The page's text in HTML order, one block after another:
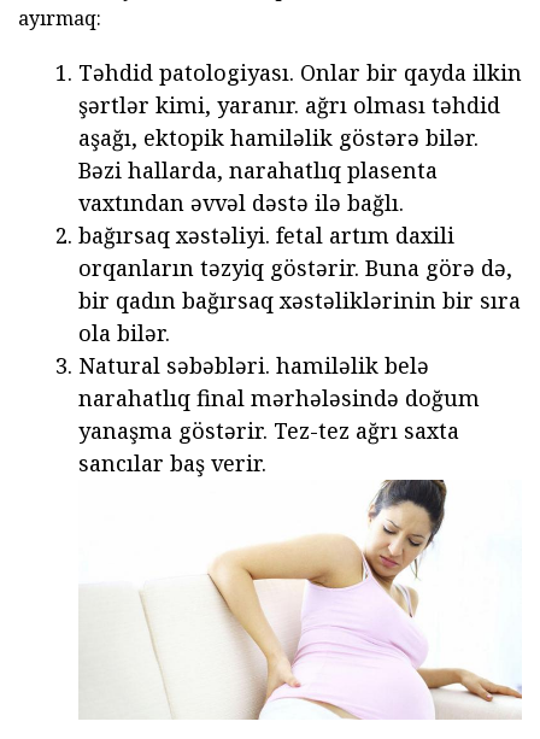
ayırmaq:
Təhdid patologiyası. Onlar bir qayda ilkin
şərtlər kimi, yaranır. ağrı olması təhdid
aşağı, ektopik hamiləlik göstərə bilər.
Bəzi hallarda, narahatlıq plasenta
vaxtından əvvəl dəstə ilə bağlı.
bağırsaq xəstəliyi. fetal artım daxili
orqanların təzyiq göstərir. Buna görə də,
bir qadın bağırsaq xəstəliklərinin bir sıra
ola bilər.
Natural səbəbləri. hamiləlik belə
narahatlıq final mərhələsində doğum
yanaşma göstərir. Tez-tez ağrı saxta
sancılar baş verir.